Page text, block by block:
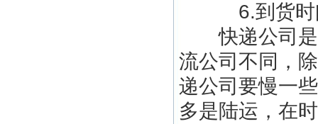
6.到货时
快递公司是
流公司不同，
递公司要慢一
多是陆运，在